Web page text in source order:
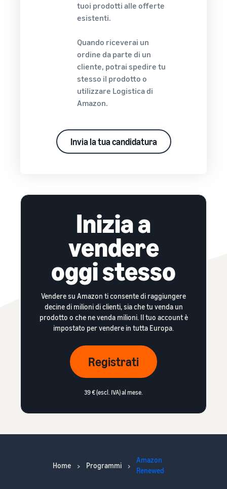
tuoi prodotti alle offerte
esistenti.
Quando riceverai un
ordine da parte di un
cliente, potrai spedire tu
stesso il prodotto o
utilizzare Logistica di
Amazon.
Invia la tua candidatura
Inizia a
vendere
oggi stesso
Vendere su Amazon ti consente di raggiungere
decine di milioni di clienti, sia che tu venda un
prodotto o che ne venda milioni. Il tuo account è
impostato per vendere in tutta Europa.
Registrati
39 € (escl. IVA) al mese.
Home Programmi
Amazon
Renewed